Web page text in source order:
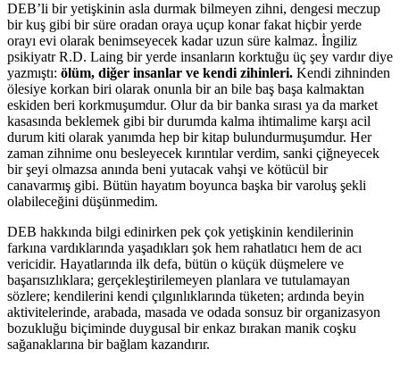
DEB’li bir yetişkinin asla durmak bilmeyen zihni, dengesi meczup
bir kuş gibi bir süre oradan oraya uçup konar fakat hiçbir yerde
orayı evi olarak benimseyecek kadar uzun süre kalmaz. İngiliz
psikiyatr R.D. Laing bir yerde insanların korktuğu üç şey vardır diye
yazmıştı: ölüm, diğer insanlar ve kendi zihinleri. Kendi zihninden
ölesiye korkan biri olarak onunla bir an bile baş başa kalmaktan
eskiden beri korkmuşumdur. Olur da bir banka sırası ya da market
kasasında beklemek gibi bir durumda kalma ihtimalime karşı acil
durum kiti olarak yanımda hep bir kitap bulundurmuşumdur. Her
zaman zihnime onu besleyecek kırıntılar verdim, sanki çiğneyecek
bir şeyi olmazsa anında beni yutacak vahşi ve kötücül bir
canavarmış gibi. Bütün hayatım boyunca başka bir varoluş şekli
olabileceğini düşünmedim.
DEB hakkında bilgi edinirken pek çok yetişkinin kendilerinin
farkına vardıklarında yaşadıkları şok hem rahatlatıcı hem de acı
vericidir. Hayatlarında ilk defa, bütün o küçük düşmelere ve
başarısızlıklara; gerçekleştirilemeyen planlara ve tutulamayan
sözlere; kendilerini kendi çılgınlıklarında tüketen; ardında beyin
aktivitelerinde, arabada, masada ve odada sonsuz bir organizasyon
bozukluğu biçiminde duygusal bir enkaz bırakan manik coşku
sağanaklarına bir bağlam kazandırır.